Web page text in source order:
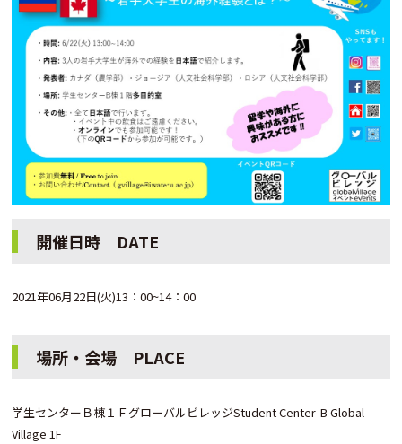
開催日時 DATE
2021年06月22日(火)13：00~14：00
場所・会場 PLACE
学生センターＢ棟１ＦグローバルビレッジStudent Center-B Global
Village 1F